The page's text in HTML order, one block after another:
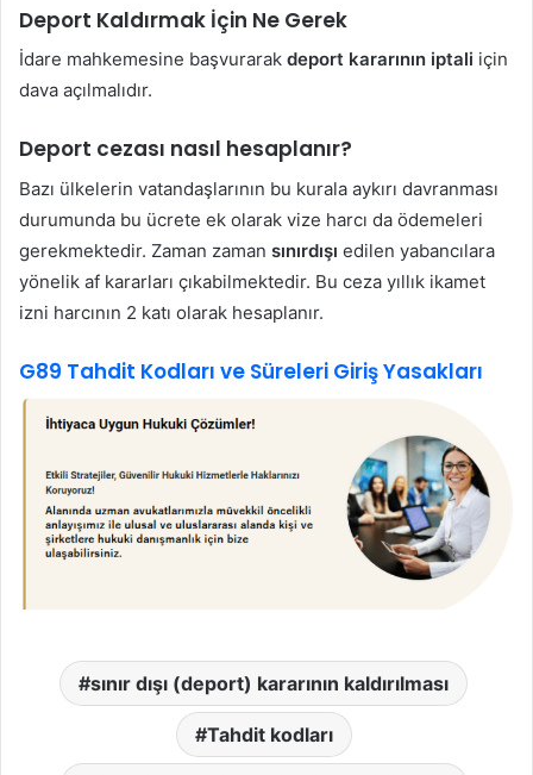
Deport Kaldırmak İçin Ne Gerek
İdare mahkemesine başvurarak deport kararının iptali için
dava açılmalıdır.
Deport cezası nasıl hesaplanır?
Bazı ülkelerin vatandaşlarının bu kurala aykırı davranması
durumunda bu ücrete ek olarak vize harcı da ödemeleri
gerekmektedir. Zaman zaman sınırdışı edilen yabancılara
yönelik af kararları çıkabilmektedir. Bu ceza yıllık ikamet
izni harcının 2 katı olarak hesaplanır.
G89 Tahdit Kodları ve Süreleri Giriş Yasakları
sınır dışı (deport) kararının kaldırılması
Tahdit kodları